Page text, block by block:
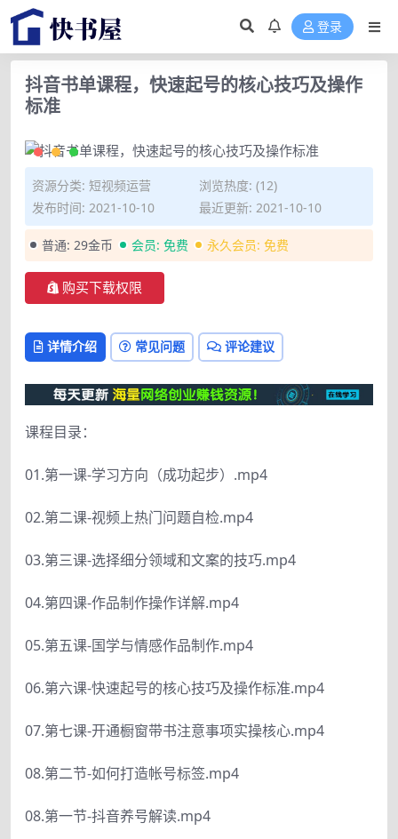
登录
抖音书单课程，快速起号的核心技巧及操作
标准
资源分类: 短视频运营
浏览热度: (12)
发布时间: 2021-10-10
最近更新: 2021-10-10
普通: 29金币 会员: 免费 永久会员: 免费
购买下载权限
详情介绍 常见问题 评论建议
课程目录：
01.第一课-学习方向（成功起步）.mp4
02.第二课-视频上热门问题自检.mp4
03.第三课-选择细分领域和文案的技巧.mp4
04.第四课-作品制作操作详解.mp4
05.第五课-国学与情感作品制作.mp4
06.第六课-快速起号的核心技巧及操作标准.mp4
07.第七课-开通橱窗带书注意事项实操核心.mp4
08.第二节-如何打造帐号标签.mp4
08.第一节-抖音养号解读.mp4